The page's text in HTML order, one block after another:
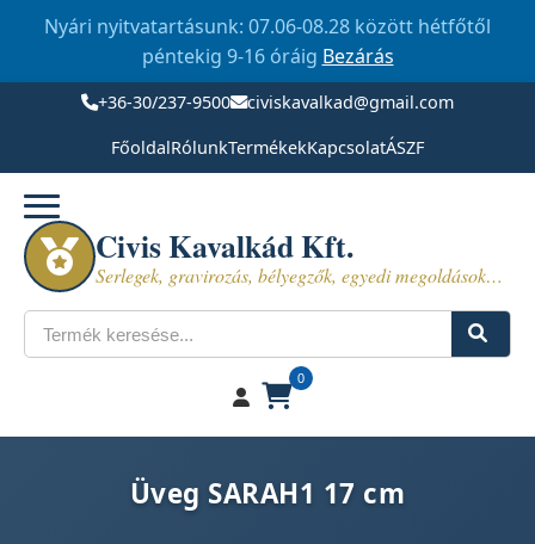
Nyári nyitvatartásunk: 07.06-08.28 között hétfőtől
péntekig 9-16 óráig Bezárás
+36-30/237-9500
civiskavalkad@gmail.com
FőoldalRólunkTermékekKapcsolatÁSZF
Civis Kavalkád Kft.
Serlegek, gravirozás, bélyegzők, egyedi megoldások…
Keresés
0
Üveg SARAH1 17 cm